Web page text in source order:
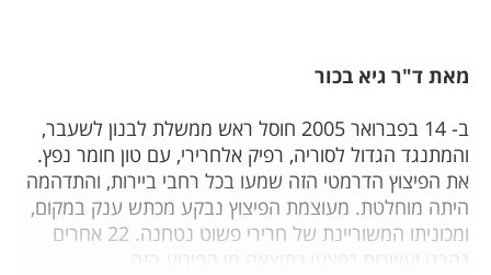
מאת ד"ר גיא בכור
ב- 14 בפברואר 2005 חוסל ראש ממשלת לבנון לשעבר,
והמתנגד הגדול לסוריה, רפיק אלחרירי, עם טון חומר נפץ.
את הפיצוץ הדרמטי הזה שמעו בכל רחבי ביירות, והתדהמה
היתה מוחלטת. מעוצמת הפיצוץ נבקע מכתש ענק במקום,
ומכוניתו המשוריינת של חרירי פשוט נטחנה. 22 אחרים
נהרגו ועשרות נפצעו כתוצאה מן הפיגוע הזה.